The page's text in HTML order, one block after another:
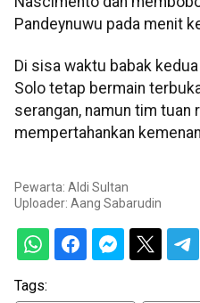
Pandeynuwu pada menit
Di sisa waktu babak
Solo tetap bermain
serangan, namun tim tuan
mempertahankan
Pewarta: Aldi Sultan
Uploader: Aang Sabarudin
Tags: